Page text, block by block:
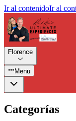
Ir al contenidoIr al
Florence
Menu
Categorías